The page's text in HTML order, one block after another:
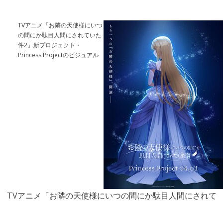
TVアニメ「お隣の天使様にいつ
の間にか駄目人間にされていた
件2」新プロジェクト・
Princess Projectのビジュアル
TVアニメ「お隣の天使様にいつの間にか駄目人間にされて